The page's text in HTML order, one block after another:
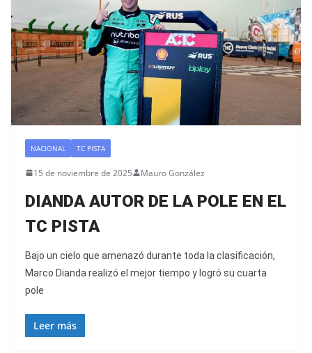
NACIONAL TC PISTA
15 de noviembre de 2025 Mauro González
DIANDA AUTOR DE LA POLE EN EL
TC PISTA
Bajo un cielo que amenazó durante toda la clasificación,
Marco Dianda realizó el mejor tiempo y logró su cuarta
pole
Leer más